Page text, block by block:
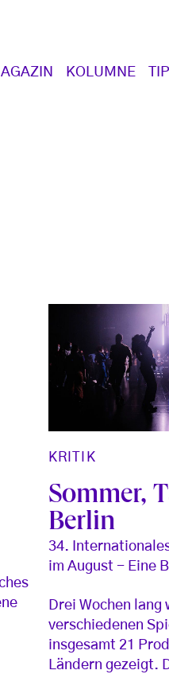
navigation
KOLUMNE
KRITIK
Sommer,
Berlin
34.
im August - Eine
Drei Wochen lang
verschiedenen
insgesamt 21
Ländern gezeigt.